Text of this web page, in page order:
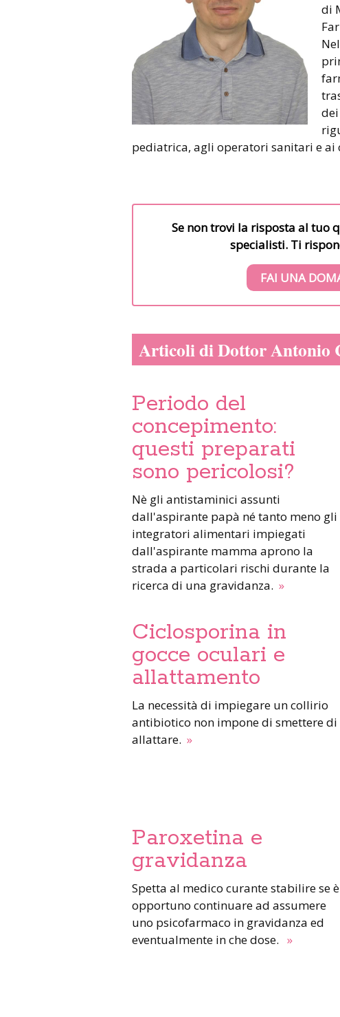
di
pediatrica, agli operatori sanitari e ai
Se non trovi la risposta al tuo
specialisti. Ti
FAI UNA
Articoli di Dottor Antonio
Periodo del
concepimento:
questi preparati
sono pericolosi?
Nè gli antistaminici assunti
dall'aspirante papà né tanto meno gli
integratori alimentari impiegati
dall'aspirante mamma aprono la
strada a particolari rischi durante la
ricerca di una gravidanza. »
Ciclosporina in
gocce oculari e
allattamento
La necessità di impiegare un collirio
antibiotico non impone di smettere di
allattare. »
Paroxetina e
gravidanza
Spetta al medico curante stabilire se è
opportuno continuare ad assumere
uno psicofarmaco in gravidanza ed
eventualmente in che dose. »